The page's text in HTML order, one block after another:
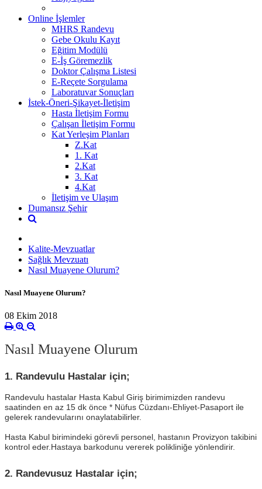
Online İşlemler
MHRS Randevu
Gebe Okulu Kayıt
Eğitim Modülü
E-İş Göremezlik
Doktor Çalışma Listesi
E-Reçete Sorgulama
Laboratuvar Sonuçları
İstek-Öneri-Şikayet-İletişim
Hasta İletişim Formu
Çalışan İletişim Formu
Kat Yerleşim Planları
Z.Kat
1. Kat
2.Kat
3. Kat
4.Kat
İletişim ve Ulaşım
Dumansız Şehir
Kalite-Mevzuatlar
Sağlık Mevzuatı
Nasıl Muayene Olurum?
Nasıl Muayene Olurum?
08 Ekim 2018
Nasıl Muayene Olurum
1. Randevulu Hastalar için;
Randevulu hastalar Hasta Kabul Giriş birimimizden randevu
saatinden en az 15 dk önce * Nüfus Cüzdanı-Ehliyet-Pasaport ile
gelerek randevularını onaylatabilirler.
Hasta Kabul birimindeki görevli personel, hastanın Provizyon takibini
kontrol eder.Hastaya barkodunu vererek polikliniğe yönlendirir.
2. Randevusuz Hastalar için;